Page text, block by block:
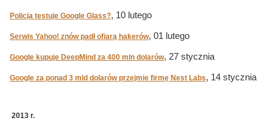
Policja testuje Google Glass?, 10 lutego
Serwis Yahoo! znów padł ofiarą hakerów, 01 lutego
Google kupuje DeepMind za 400 mln dolarów, 27 stycznia
Google za ponad 3 mld dolarów przejmie firmę Nest Labs, 14 stycznia
2013 r.